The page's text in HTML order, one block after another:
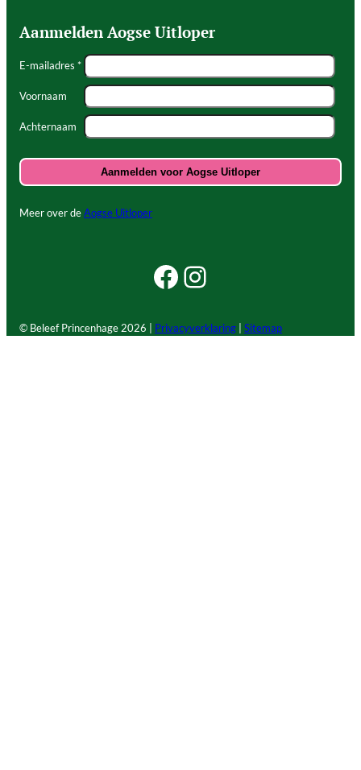
Aanmelden Aogse Uitloper
E-mailadres *
Voornaam
Achternaam
Meer over deAogse Uitloper
Facebook Beleef Princenhage
Instagram Beleef Princenhage
© Beleef Princenhage2026 | Privacyverklaring Sitemap